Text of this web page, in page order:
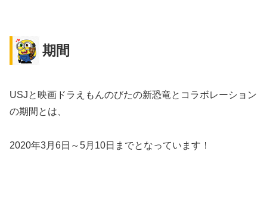
期間
USJと映画ドラえもんのびたの新恐竜とコラボレーション
の期間とは、
2020年3月6日～5月10日までとなっています！